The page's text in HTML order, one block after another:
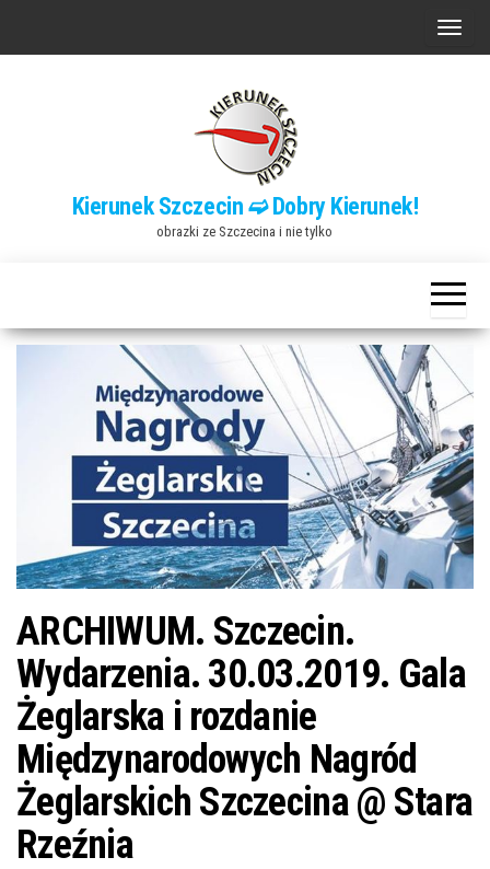
P
n
a
w
i
g
a
c
j
ę
Kierunek Szczecin ➫ Dobry Kierunek!
obrazki ze Szczecina i nie tylko
ARCHIWUM. Szczecin.
Wydarzenia. 30.03.2019. Gala
Żeglarska i rozdanie
Międzynarodowych Nagród
Żeglarskich Szczecina @ Stara
Rzeźnia